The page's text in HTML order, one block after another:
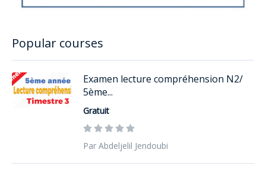
Popular courses
Examen lecture compréhension N2/
5ème...
Gratuit
Par Abdeljelil Jendoubi